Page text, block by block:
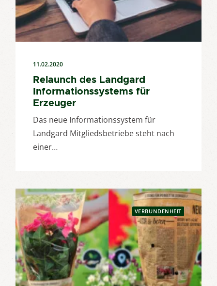
11.02.2020
Relaunch des Landgard
Informationssystems für
Erzeuger
Das neue Informationssystem für
Landgard Mitgliedsbetriebe steht nach
einer…
VERBUNDENHEIT